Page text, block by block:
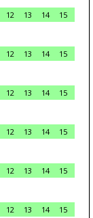
12 13 14
15
12 13 14
15
12 13 14
15
12 13 14
15
12 13 14
15
12 13 14
15